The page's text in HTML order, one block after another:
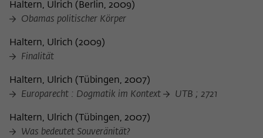
Haltern, Ulrich ( Berlin, 2009)
Obamas politischer Körper
Haltern, Ulrich (2009)
Finalität
Haltern, Ulrich ( Tübingen, 2007)
Europarecht : Dogmatik im Kontext
UTB ; 2721
Haltern, Ulrich ( Tübingen, 2007)
Was bedeutet Souveränität?